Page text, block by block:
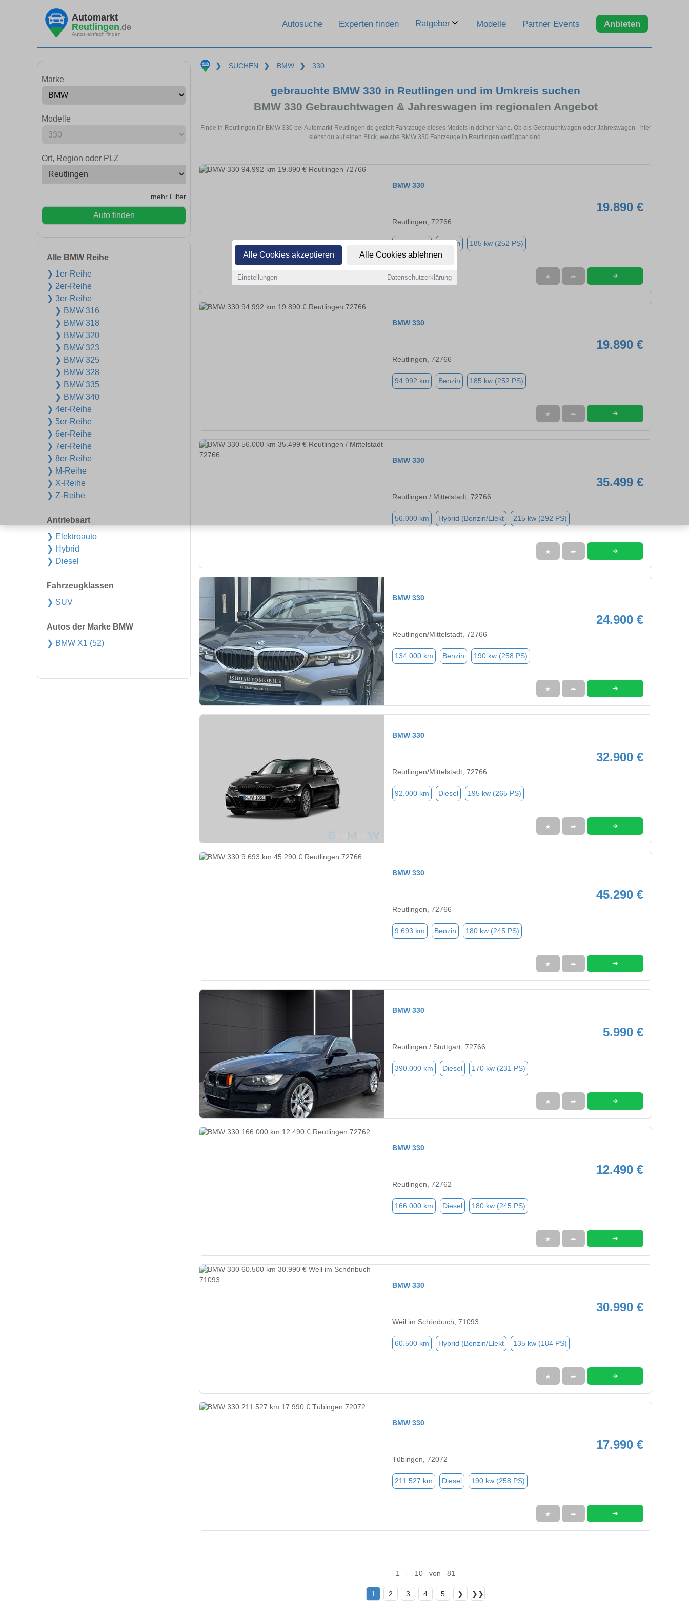
Alle Cookies akzeptieren Alle Cookies ablehnen
Einstellungen Datenschutzerklärung
Automarkt
Reutlingen.de
Autos einfach finden
Autosuche Experten finden Ratgeber Modelle Partner Events Anbieten
Marke
Modelle
Ort, Region oder PLZ
mehr Filter
Auto finden
Alle BMW Reihe
❯ 1er-Reihe
❯ 2er-Reihe
❯ 3er-Reihe
❯ BMW 316
❯ BMW 318
❯ BMW 320
❯ BMW 323
❯ BMW 325
❯ BMW 328
❯ BMW 335
❯ BMW 340
❯ 4er-Reihe
❯ 5er-Reihe
❯ 6er-Reihe
❯ 7er-Reihe
❯ 8er-Reihe
❯ M-Reihe
❯ X-Reihe
❯ Z-Reihe
Antriebsart
❯ Elektroauto
❯ Hybrid
❯ Diesel
Fahrzeugklassen
❯ SUV
Autos der Marke BMW
❯ BMW X1 (52)
❯ SUCHEN ❯ BMW ❯ 330
gebrauchte BMW 330 in Reutlingen und im Umkreis suchen
BMW 330 Gebrauchtwagen & Jahreswagen im regionalen Angebot
Finde in Reutlingen für BMW 330 bei Automarkt-Reutlingen.de gezielt Fahrzeuge dieses Models in deiner Nähe. Ob als Gebrauchtwagen oder Jahreswagen - hier
siehst du auf einen Blick, welche BMW 330 Fahrzeuge in Reutlingen verfügbar sind.
BMW 330
19.890 €
Reutlingen, 72766
Benzin 185 kw (252 PS)
★ ➦ ➜
BMW 330
19.890 €
Reutlingen, 72766
94.992 km Benzin 185 kw (252 PS)
★ ➦ ➜
BMW 330
35.499 €
Reutlingen / Mittelstadt, 72766
56.000 km Hybrid (Benzin/Elekt 215 kw (292 PS)
★ ➦ ➜
BMW 330
24.900 €
Reutlingen/Mittelstadt, 72766
134.000 km Benzin 190 kw (258 PS)
★ ➦ ➜
BMW 330
32.900 €
Reutlingen/Mittelstadt, 72766
92.000 km Diesel 195 kw (265 PS)
★ ➦ ➜
BMW 330
45.290 €
Reutlingen, 72766
9.693 km Benzin 180 kw (245 PS)
★ ➦ ➜
BMW 330
5.990 €
Reutlingen / Stuttgart, 72766
390.000 km Diesel 170 kw (231 PS)
★ ➦ ➜
BMW 330
12.490 €
Reutlingen, 72762
166.000 km Diesel 180 kw (245 PS)
★ ➦ ➜
BMW 330
30.990 €
Weil im Schönbuch, 71093
60.500 km Hybrid (Benzin/Elekt 135 kw (184 PS)
★ ➦ ➜
BMW 330
17.990 €
Tübingen, 72072
211.527 km Diesel 190 kw (258 PS)
★ ➦ ➜
1 - 10 von 81
1 2 3 4 5 ❯ ❯❯